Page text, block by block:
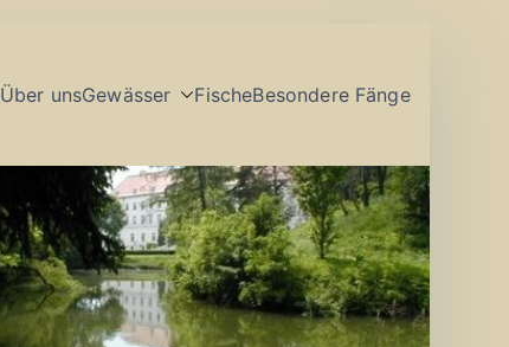
Über unsGewässer FischeBesondere Fänge